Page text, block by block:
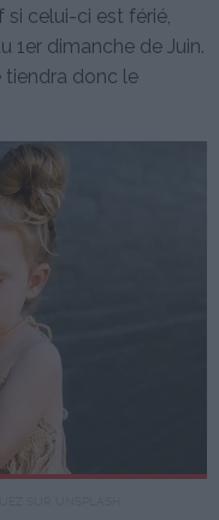
si celui-ci est férié,
1er dimanche de Juin.
tiendra donc le